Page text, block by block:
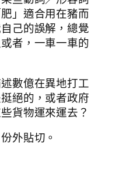
」適合用在豬而
己的誤解，總覺
者，一車一車的
數億在異地打工
絕的，或者政府
貨物運來運去？
外貼切。